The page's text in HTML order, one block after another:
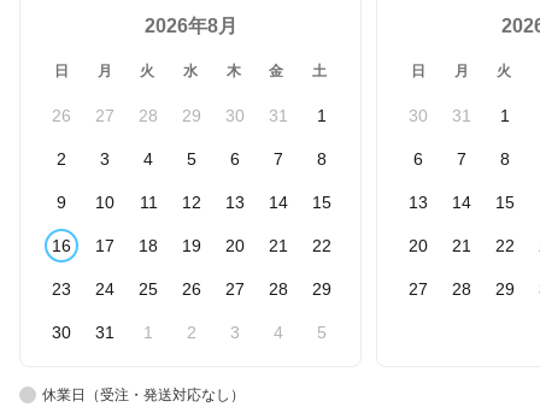
2026年8月
日 月 火 水 木 金 土
26 27 28 29 30 31 1
2 3 4 5 6 7 8
9 10 11 12 13 14 15
16 17 18 19 20 21 22
23 24 25 26 27 28 29
30 31 1 2 3 4 5
日 月 火
30 31 1
6 7 8
13 14 15
20 21 22
27 28 29
休業日（受注・発送対応なし）